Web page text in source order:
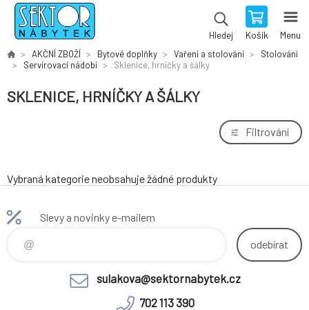
Hledej Košík Menu
AKČNÍ ZBOŽÍ Bytové doplňky Vaření a stolování
Stolování
Servírovací nádobí
Sklenice, hrníčky a šálky
SKLENICE, HRNÍČKY A ŠÁLKY
Filtrování
Vybraná kategorie neobsahuje žádné produkty
Slevy a novinky e-mailem
odebírat
sulakova@sektornabytek.cz
702 113 390